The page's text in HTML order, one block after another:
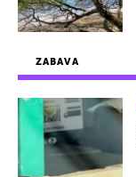
ZABAVA